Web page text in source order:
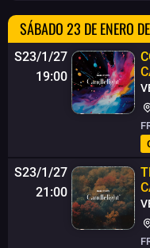
SÁBADO 23 DE ENERO
S23/1/27
19:00
S23/1/27
21:00